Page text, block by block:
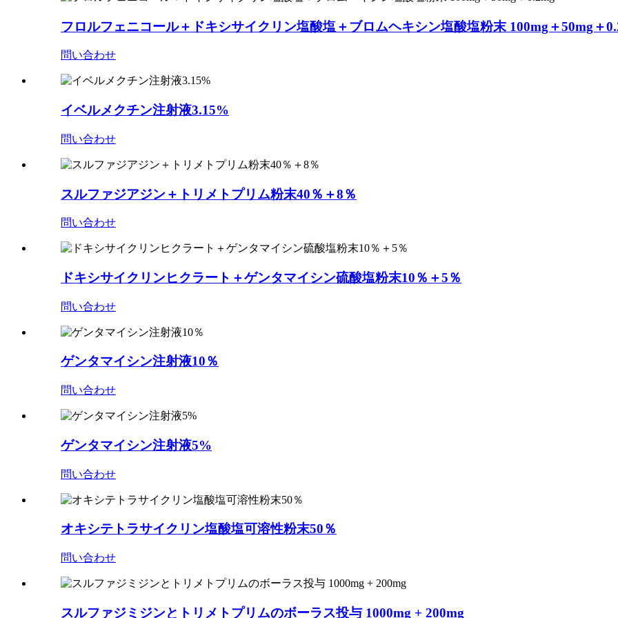
フロルフェニコール＋ドキシサイクリン塩酸塩＋ブロムヘキシン塩酸塩粉末 100mg＋50mg＋
問い合わせ
イベルメクチン注射液3.15%
問い合わせ
スルファジアジン＋トリメトプリム粉末40％＋8％
問い合わせ
ドキシサイクリンヒクラート＋ゲンタマイシン硫酸塩粉末10％＋5％
問い合わせ
ゲンタマイシン注射液10％
問い合わせ
ゲンタマイシン注射液5%
問い合わせ
オキシテトラサイクリン塩酸塩可溶性粉末50％
問い合わせ
スルファジミジンとトリメトプリムのボーラス投与 1000mg + 200mg